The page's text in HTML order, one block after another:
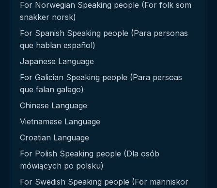
For Norwegian Speaking people (For folk som
snakker norsk)
For Spanish Speaking people (Para personas
que hablan español)
Japanese Language
For Galician Speaking people (Para persoas
que falan galego)
Chinese Language
Vietnamese Language
Croatian Language
For Polish Speaking people (Dla osób
mówiących po polsku)
For Swedish Speaking people (För människor